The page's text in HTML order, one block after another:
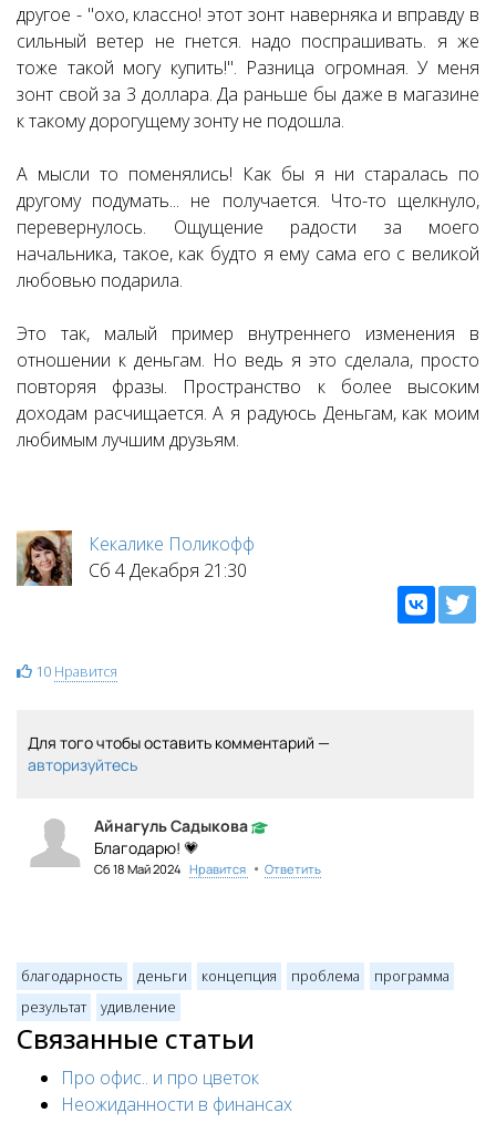
другое - "охо, классно! этот зонт наверняка и вправду в
сильный ветер не гнется. надо поспрашивать. я же
тоже такой могу купить!". Разница огромная. У меня
зонт свой за 3 доллара. Да раньше бы даже в магазине
к такому дорогущему зонту не подошла.
А мысли то поменялись! Как бы я ни старалась по
другому подумать... не получается. Что-то щелкнуло,
перевернулось. Ощущение радости за моего
начальника, такое, как будто я ему сама его с великой
любовью подарила.
Это так, малый пример внутреннего изменения в
отношении к деньгам. Но ведь я это сделала, просто
повторяя фразы. Пространство к более высоким
доходам расчищается. А я радуюсь Деньгам, как моим
любимым лучшим друзьям.
Кекалике Поликофф
Сб 4 Декабря 21:30
10 Нравится
Для того чтобы оставить комментарий —
авторизуйтесь
Айнагуль Садыкова
Благодарю! 💗
Сб 18 Май 2024 Нравится • Ответить
благодарность деньги концепция проблема
программа
результат
удивление
Связанные статьи
Про офис.. и про цветок
Неожиданности в финансах